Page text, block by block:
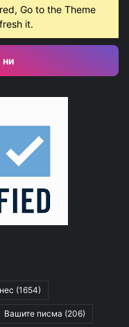
Go to the Theme
it.
ни
(1654)
Вашите писма (206)